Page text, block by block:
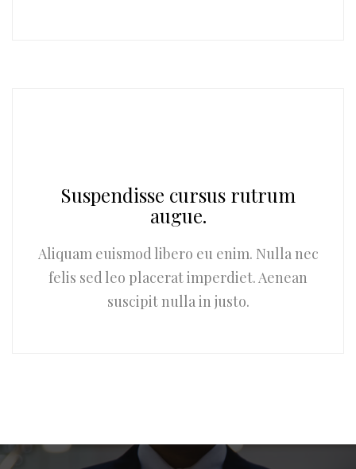
Suspendisse cursus rutrum
augue.
Aliquam euismod libero eu enim. Nulla nec
felis sed leo placerat imperdiet. Aenean
suscipit nulla in justo.